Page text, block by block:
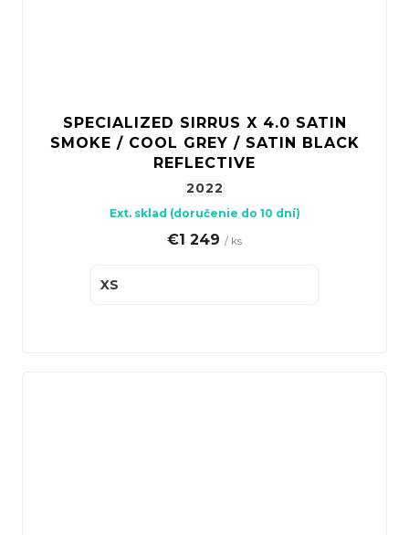
SPECIALIZED SIRRUS X 4.0 SATIN
SMOKE / COOL GREY / SATIN BLACK
REFLECTIVE
2022
Ext. sklad (doručenie do 10 dní)
€1 249 / ks
XS